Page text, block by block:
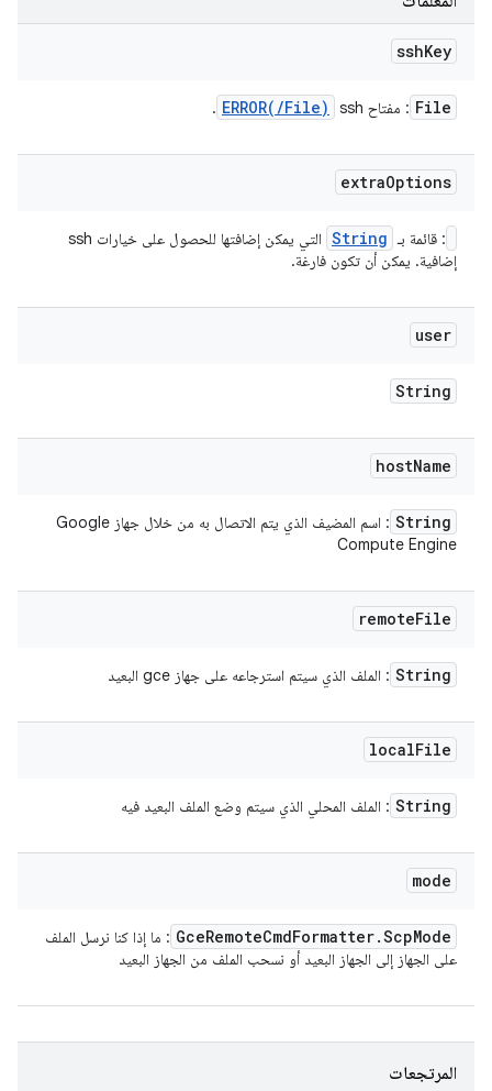
sshKey
File : مفتاح ssh ERROR( /File)
.
extraOptions
: قائمة بـ String
التي يمكن إضافتها للحصول على خيارات ssh
إضافية. يمكن أن تكون فارغة.
user
String
hostName
String
: اسم المضيف الذي يتم الاتصال به من خلال جهاز Google
Compute Engine
remoteFile
String : الملف الذي سيتم استرجاعه على جهاز gce البعيد
localFile
String : الملف المحلي الذي سيتم وضع الملف البعيد فيه
mode
GceRemoteCmdFormatter.ScpMode
: ما إذا كنا نرسل الملف
على الجهاز إلى الجهاز البعيد أو نسحب الملف من الجهاز البعيد
المرتجعات